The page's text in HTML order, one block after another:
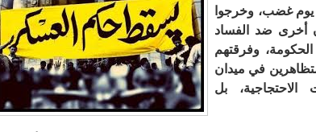
يوم غضب، وخرجوا
أخرى ضد الفساد
الحكومة، وفرقتهم
في ميدان
الاحتجاجية، بل